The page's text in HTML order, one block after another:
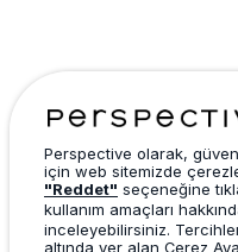
Perspective olarak,
için web sitemizde
"Reddet" seçeneğine
kullanım amaçları
inceleyebilirsiniz.
altında yer alan Çerez